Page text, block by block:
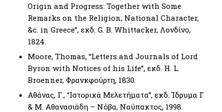
Origin and Progress: Together with Some
Remarks on the Religion, National Character,
&c. in Greece”, εκδ. G. B. Whittacker, Λονδίνο,
1824.
Moore, Thomas, “Letters and Journals of Lord
Byron with Notices of his Life’’, εκδ. H. L.
Broenner, Φρανκφούρτη, 1830.
Αθάνας, Γ., “Ιστορικά Μελετήματα’’, εκδ. Ίδρυμα Γ
& Μ. Αθανασιάδη – Νόβα, Ναύπακτος, 1998.